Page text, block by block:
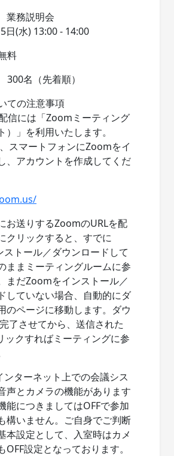
務説明会
日(水) 13:00 - 14:00
料
名（先着順）
ての注意事項
信には「Zoomミーティング
）」を利用いたします。
スマートフォンにZoomをイ
、アカウントを作成してくだ
お送りするZoomのURLを配
クリックすると、すでに
トール／ダウンロードして
ままミーティングルームに参
まだZoomをインストール／
していない場合、自動的にダ
のページに移動します。ダウ
了させてから、送信された
ックすればミーティングに参
ンターネット上での会議シス
声とカメラの機能があります
能につきましてはOFFで参加
構いません。ご自身でご判断
本設定として、入室時はカメ
OFF設定となっております。